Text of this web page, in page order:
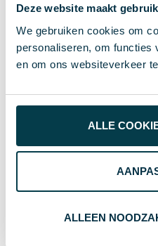
Deze website maakt
We gebruiken cookies om
personaliseren, om functies
en om ons websiteverkeer
ALLE
ALLEEN
Soort
Wat